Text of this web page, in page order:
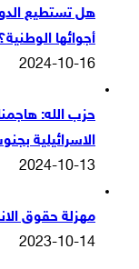
هل تستطيع
أجوائها
2024-10-16
حزب الله:
الاسرائيلية
2024-10-13
مهزلة حقوق
2023-10-14